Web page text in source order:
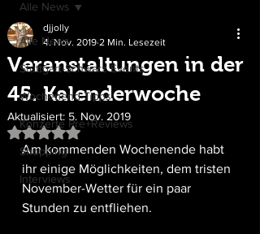
Alle News
Stuttgart-Schwarz Events
Wochenend-Tipps
Konzerte Pre+Reviews
Shopping
Interviews
Alle News
Veranstaltungen in der
45. Kalenderwoche
djjolly
4. Nov. 2019 2 Min. Lesezeit
Aktualisiert: 5. Nov. 2019
Mit NaN von 5 Sternen bewertet.
Am kommenden Wochenende habt
ihr einige Möglichkeiten, dem tristen
November-Wetter für ein paar
Stunden zu entfliehen.